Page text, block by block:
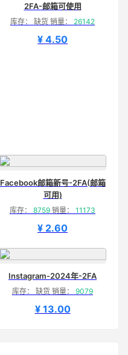
2FA-邮箱可使用
库存： 缺货 销量： 26142
¥ 4.50
Facebook邮箱新号-2FA(邮箱
可用)
库存： 8759 销量： 11173
¥ 2.60
Instagram-2024年-2FA
库存： 缺货 销量： 9079
¥ 13.00